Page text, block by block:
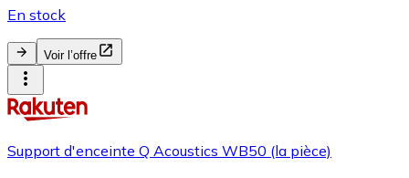
En stock
Voir l’offre
Support d'enceinte Q Acoustics WB50 (la pièce)